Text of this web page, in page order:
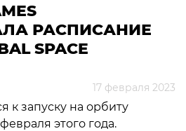
РАСПИСАНИЕ
SPACE
17 февраля 2023
к запуску на орбиту
этого года.